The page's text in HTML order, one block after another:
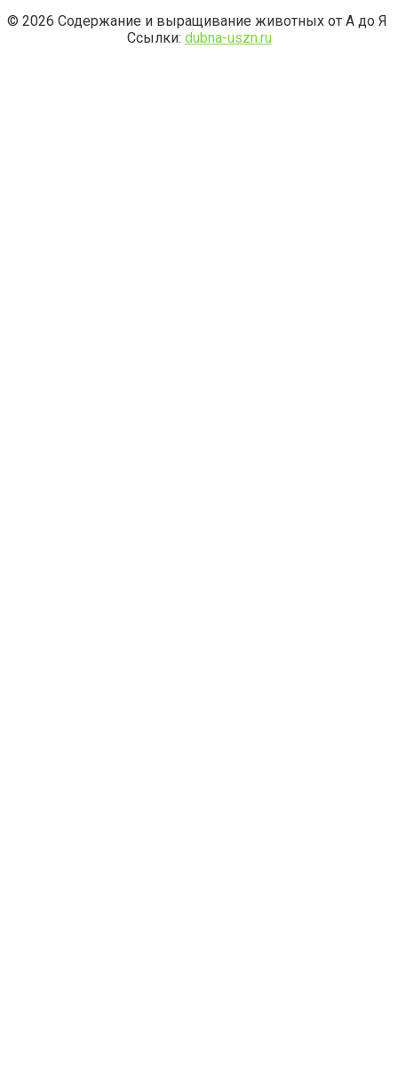
© 2026 Содержание и выращивание животных от А до Я
Ссылки: dubna-uszn.ru